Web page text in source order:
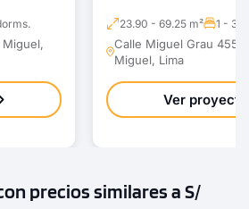
Miguel,
23.90 - 69.25 m² 1 - 3
Calle Miguel Grau 455 ,
Miguel, Lima
Ver proyecto
precios similares a S/